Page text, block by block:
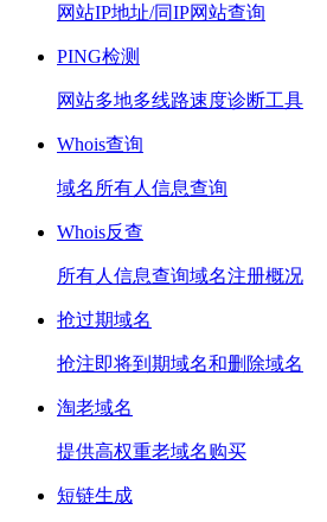
网站IP地址/同IP网站查询
PING检测
网站多地多线路速度诊断工具
Whois查询
域名所有人信息查询
Whois反查
所有人信息查询域名注册概况
抢过期域名
抢注即将到期域名和删除域名
淘老域名
提供高权重老域名购买
短链生成